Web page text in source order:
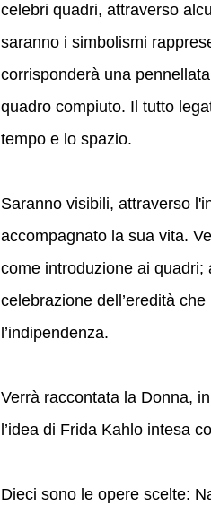
celebri quadri, attraverso
saranno i simbolismi
corrisponderà una
quadro compiuto. Il tutto
tempo e lo spazio.
Saranno visibili, attraverso
accompagnato la sua vita.
come introduzione ai
celebrazione dell’eredità
l’indipendenza.
Verrà raccontata la Donna,
l’idea di Frida Kahlo intesa
Dieci sono le opere scelte: